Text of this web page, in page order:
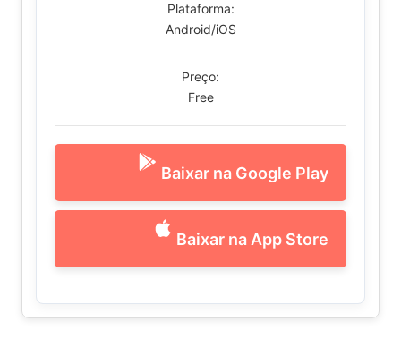
Plataforma:
Android/iOS
Preço:
Free
Baixar na Google Play
Baixar na App Store